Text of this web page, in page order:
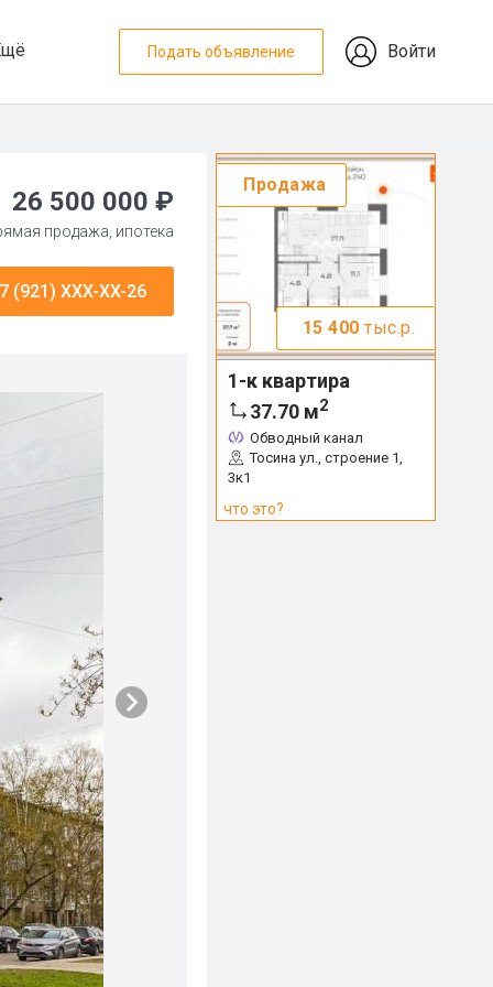
Подать объявление Войти
26 500 000 ₽
продажа, ипотека
(921) XXX-XX-26
Продажа
15 400 тыс.р.
1-к квартира
37.70 м2
Обводный канал
Тосина ул., строение 1,
3к1
что это?